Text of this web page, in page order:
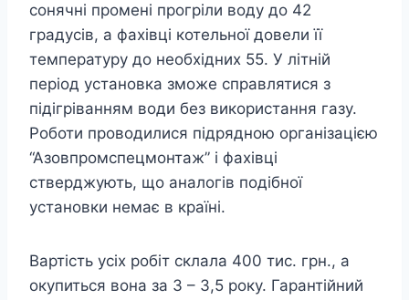
сонячні промені прогріли воду до 42
градусів, а фахівці котельної довели її
температуру до необхідних 55. У літній
період установка зможе справлятися з
підігріванням води без використання газу.
Роботи проводилися підрядною організацією
“Азовпромспецмонтаж” і фахівці
стверджують, що аналогів подібної
установки немає в країні.
Вартість усіх робіт склала 400 тис. грн., а
окупиться вона за 3 – 3,5 року. Гарантійний